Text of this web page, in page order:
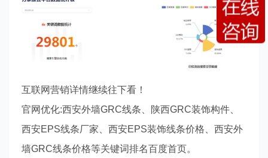
互联网营销详情继续往下看！
官网优化:西安外墙GRC线条、陕西GRC装饰构件、
西安EPS线条厂家、西安EPS装饰线条价格、西安外
墙GRC线条价格等关键词排名百度首页。